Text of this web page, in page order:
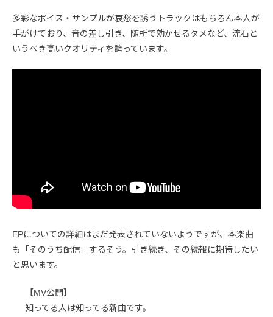
多彩なボイス・サンプルが哀愁を誘うトラックはもちろん本人が
手がけており、音の差し引き、随所で効かせるタメなど、流石と
いうべき高いクオリティを誇っています。
EPについての詳細はまだ発表されていないようですが、本楽曲
も「そのうち配信」するそう。引き続き、その続報に期待したい
と思います。
【MV公開】
知ってる人は知ってる新曲です。